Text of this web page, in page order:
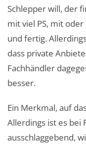
Schlepper will, der
mit viel PS, mit
und fertig.
dass private
Fachhändler
besser.
Ein Merkmal, auf
Allerdings ist es bei
ausschlaggebend,